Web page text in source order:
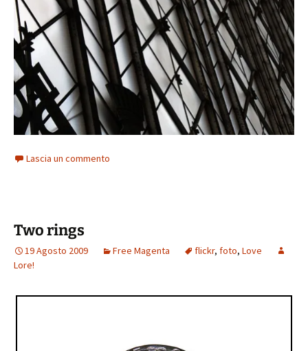
Lascia un commento
Two rings
19 Agosto 2009 Free Magenta flickr, foto, Love
Lore!